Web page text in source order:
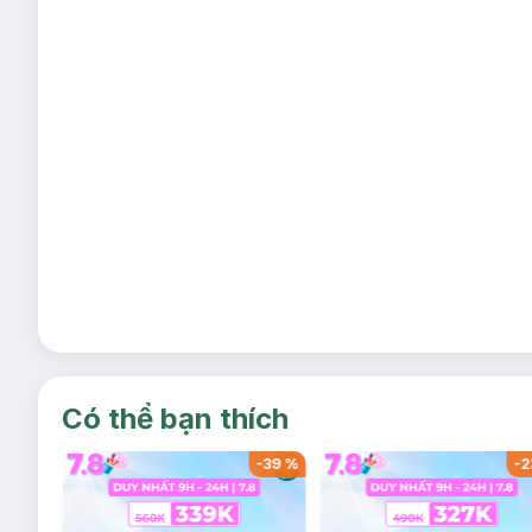
Có thể bạn thích
-39% -